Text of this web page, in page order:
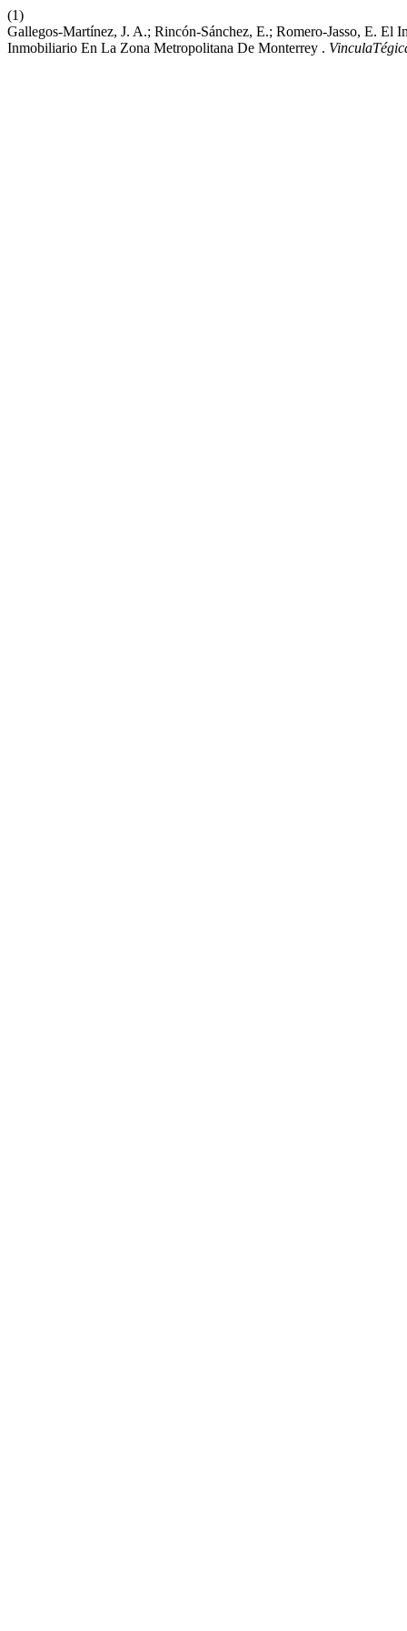
(1)
Gallegos-Martínez, J. A.; Rincón-Sánchez, E.; Romero-Jasso, E. El
Inmobiliario En La Zona Metropolitana De Monterrey .